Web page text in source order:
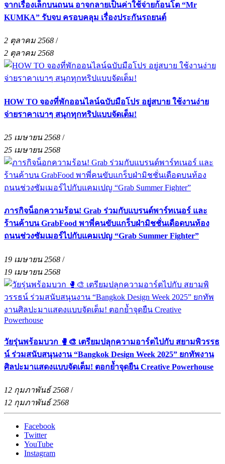
จากเรื่องเล็กบนถนน อาจกลายเป็นค่าใช้จ่ายก้อนโต “Mr
KUMKA” รับจบ ครอบคลุม เรื่องประกันรถยนต์
2 ตุลาคม 2568 /
2 ตุลาคม 2568
HOW TO จองที่พักออนไลน์ฉบับมือโปร อยู่สบาย ใช้งานง่าย
จ่ายราคาเบาๆ สนุกทุกทริปแบบจัดเต็ม!
25 เมษายน 2568 /
25 เมษายน 2568
ภารกิจน็อกความร้อน! Grab ร่วมกับแบรนด์พาร์ทเนอร์ และ
ร้านค้าบน GrabFood พาพี่คนขับแกร็บฝ่ามิชชั่นเดือดบนท้อง
ถนนช่วงซัมเมอร์ไปกับแคมเปญ “Grab Summer Fighter”
19 เมษายน 2568 /
19 เมษายน 2568
วัยรุ่นพร้อมบวก 🥊🎨 เตรียมปลุกความอาร์ตไปกับ สยามพิวรรธ
น์ ร่วมสนับสนุนงาน “Bangkok Design Week 2025” ยกทัพงาน
ศิลปะมาแสดงแบบจัดเต็ม! ตอกย้ำจุดยืน Creative Powerhouse
12 กุมภาพันธ์ 2568 /
12 กุมภาพันธ์ 2568
Facebook
Twitter
YouTube
Instagram